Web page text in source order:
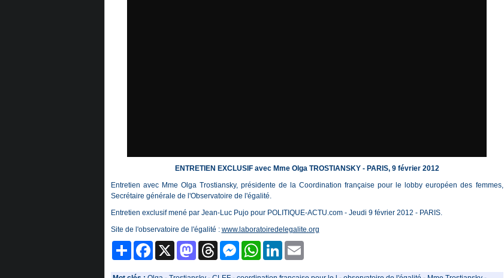
ENTRETIEN EXCLUSIF avec Mme Olga TROSTIANSKY - PARIS, 9 février 2012
Entretien avec Mme Olga Trostiansky, présidente de la Coordination française pour le lobby européen des femmes,
Secrétaire générale de l'Observatoire de l'égalité.
Entretien exclusif mené par Jean-Luc Pujo pour POLITIQUE-ACTU.com - Jeudi 9 février 2012 - PARIS.
Site de l'observatoire de l'égalité : www.laboratoiredelegalite.org
PartagerFacebook MastodonThreads MessengerWhatsAppLinkedIn